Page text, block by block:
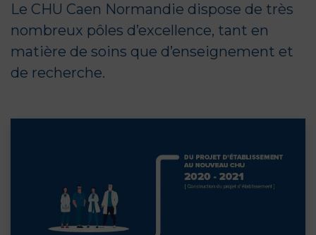
Le CHU Caen Normandie dispose de très
nombreux pôles d’excellence, tant en
matière de soins que d’enseignement et
de recherche.